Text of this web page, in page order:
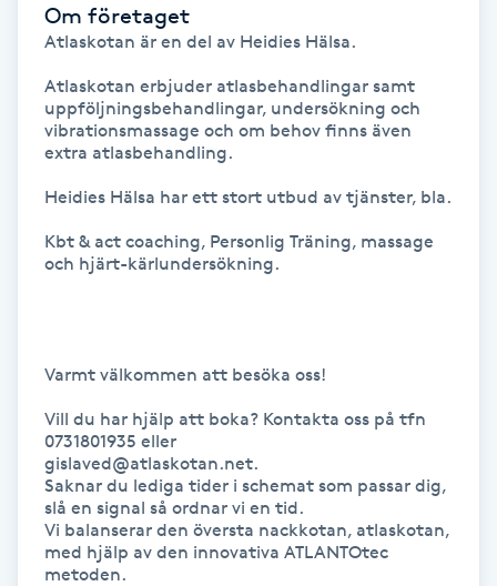
Manikyr & Pedikyr
Massage
Medial vägledning
Megavolymfransar
Melasma
Mesoterapi
Om företaget
Atlaskotan är en del av Heidies Hälsa.
Atlaskotan erbjuder atlasbehandlingar samt
uppföljningsbehandlingar, undersökning och
vibrationsmassage och om behov finns även
extra atlasbehandling.
Heidies Hälsa har ett stort utbud av tjänster, bla.
Kbt & act coaching, Personlig Träning, massage
och hjärt-kärlundersökning.
Varmt välkommen att besöka oss!
Vill du har hjälp att boka? Kontakta oss på tfn
0731801935 eller
gislaved@atlaskotan.net.
Saknar du lediga tider i schemat som passar dig,
slå en signal så ordnar vi en tid.
Vi balanserar den översta nackkotan, atlaskotan,
med hjälp av den innovativa ATLANTOtec
metoden.